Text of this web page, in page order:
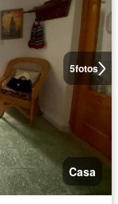
5fotos
Casa